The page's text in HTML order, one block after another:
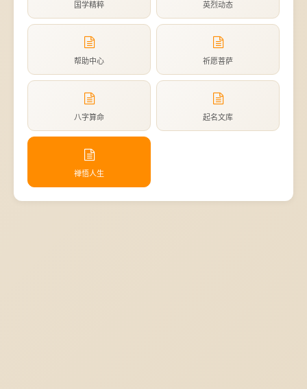
国学精粹 英烈动态
帮助中心 祈愿菩萨
八字算命 起名文库
禅悟人生